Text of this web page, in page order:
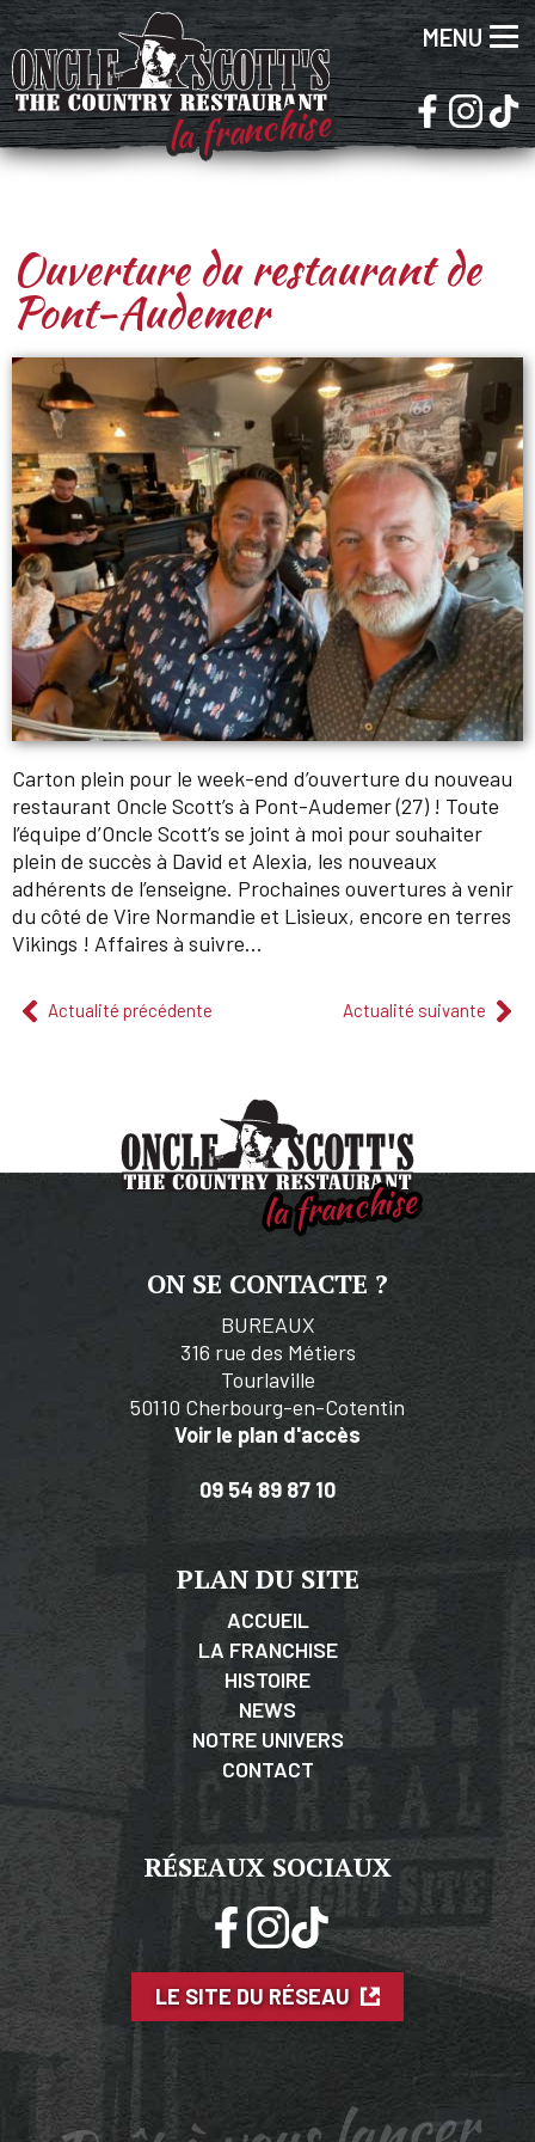
MENU
la franchise
Ouverture du restaurant de
Pont-Audemer
Carton plein pour le week-end d’ouverture du nouveau
restaurant Oncle Scott’s à Pont-Audemer (27) ! Toute
l’équipe d’Oncle Scott’s se joint à moi pour souhaiter
plein de succès à David et Alexia, les nouveaux
adhérents de l’enseigne. Prochaines ouvertures à venir
du côté de Vire Normandie et Lisieux, encore en terres
Vikings ! Affaires à suivre…
Actualité précédente Actualité suivante
la franchise
ON SE CONTACTE ?
BUREAUX
316 rue des Métiers
Tourlaville
50110 Cherbourg-en-Cotentin
Voir le plan d'accès
09 54 89 87 10
RÉSEAUX SOCIAUX
LE SITE DU RÉSEAU
PLAN DU SITE
ACCUEIL
LA FRANCHISE
HISTOIRE
NEWS
NOTRE UNIVERS
CONTACT